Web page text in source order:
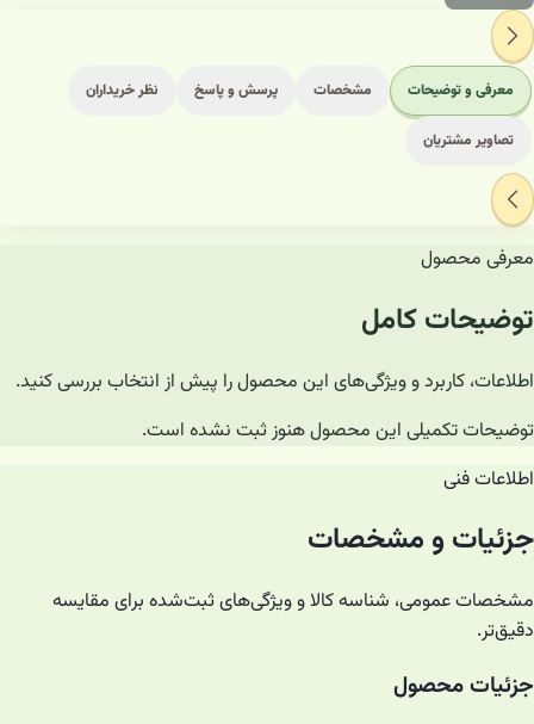
معرفی و توضیحات مشخصات پرسش و پاسخ نظر خریداران
تصاویر مشتریان
معرفی محصول
توضیحات کامل
اطلاعات، کاربرد و ویژگی‌های این محصول را پیش از انتخاب بررسی کنید.
توضیحات تکمیلی این محصول هنوز ثبت نشده است.
اطلاعات فنی
جزئیات و مشخصات
مشخصات عمومی، شناسه کالا و ویژگی‌های ثبت‌شده برای مقایسه
دقیق‌تر.
جزئیات محصول